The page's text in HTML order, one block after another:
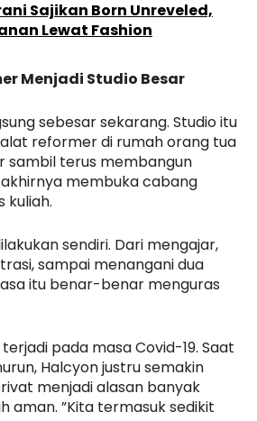
Sajikan Born Unreveled,
Lewat Fashion
Menjadi Studio Besar
sebesar sekarang. Studio itu
reformer di rumah orang tua
sambil terus membangun
membuka cabang
kuliah.
sendiri. Dari mengajar,
sampai menangani dua
itu benar-benar menguras
pada masa Covid-19. Saat
Halcyon justru semakin
menjadi alasan banyak
aman. ”Kita termasuk sedikit